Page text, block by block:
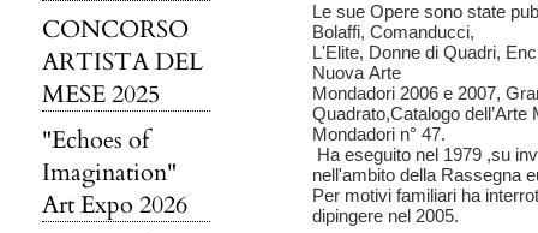
CONCORSO
ARTISTA DEL
MESE 2025
"Echoes of
Imagination"
Art Expo 2026
Le sue Opere sono state
Bolaffi, Comanducci,
L'Elite, Donne di Quadri,
Nuova Arte
Mondadori 2006 e 2007,
Quadrato,Catalogo dell’Arte
Mondadori n° 47.
Ha eseguito nel 1979 ,su
nell'ambito della Rassegna
Per motivi familiari ha
dipingere nel 2005.